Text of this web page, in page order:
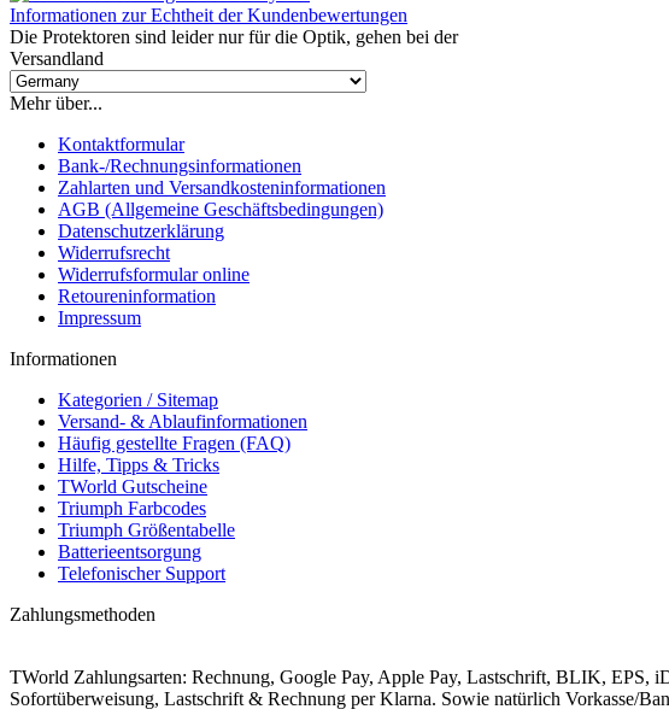
Informationen zur Echtheit der Kundenbewertungen
Die Protektoren sind leider nur für die Optik, gehen bei der
Versandland
Mehr über...
Kontaktformular
Bank-/Rechnungsinformationen
Zahlarten und Versandkosteninformationen
AGB (Allgemeine Geschäftsbedingungen)
Datenschutzerklärung
Widerrufsrecht
Widerrufsformular online
Retoureninformation
Impressum
Informationen
Kategorien / Sitemap
Versand- & Ablaufinformationen
Häufig gestellte Fragen (FAQ)
Hilfe, Tipps & Tricks
TWorld Gutscheine
Triumph Farbcodes
Triumph Größentabelle
Batterieentsorgung
Telefonischer Support
Zahlungsmethoden
TWorld Zahlungsarten: Rechnung, Google Pay, Apple Pay, Lastschrift, BLIK,
Sofortüberweisung, Lastschrift & Rechnung per Klarna. Sowie natürlich Vorkasse/